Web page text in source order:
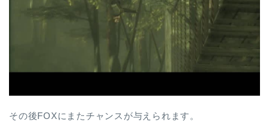
その後FOXにまたチャンスが与えられます。